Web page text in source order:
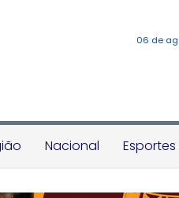
06 de
Nacional Esportes